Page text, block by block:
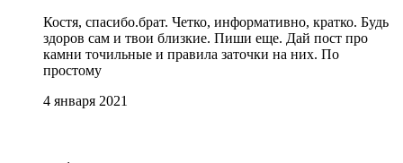
Костя, спасибо.брат. Четко, информативно, кратко. Будь
здоров сам и твои близкие. Пиши еще. Дай пост про
камни точильные и правила заточки на них. По
простому
4 января 2021